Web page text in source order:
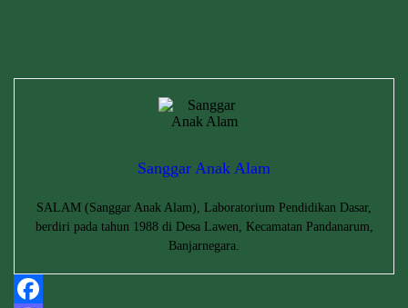
Sanggar Anak Alam
SALAM (Sanggar Anak Alam), Laboratorium Pendidikan Dasar,
berdiri pada tahun 1988 di Desa Lawen, Kecamatan Pandanarum,
Banjarnegara.